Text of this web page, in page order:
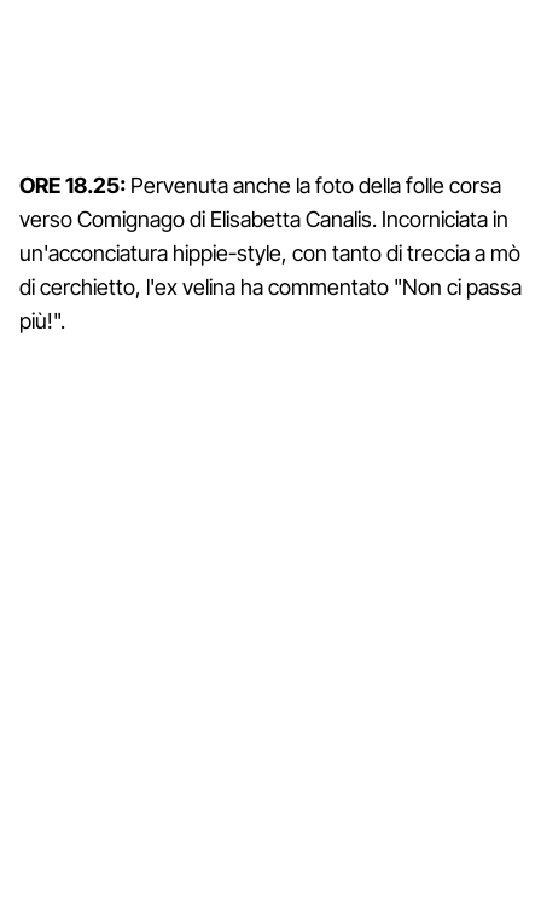
ORE 18.25: Pervenuta anche la foto della folle corsa
verso Comignago di Elisabetta Canalis. Incorniciata in
un'acconciatura hippie-style, con tanto di treccia a mò
di cerchietto, l'ex velina ha commentato "Non ci passa
più!".